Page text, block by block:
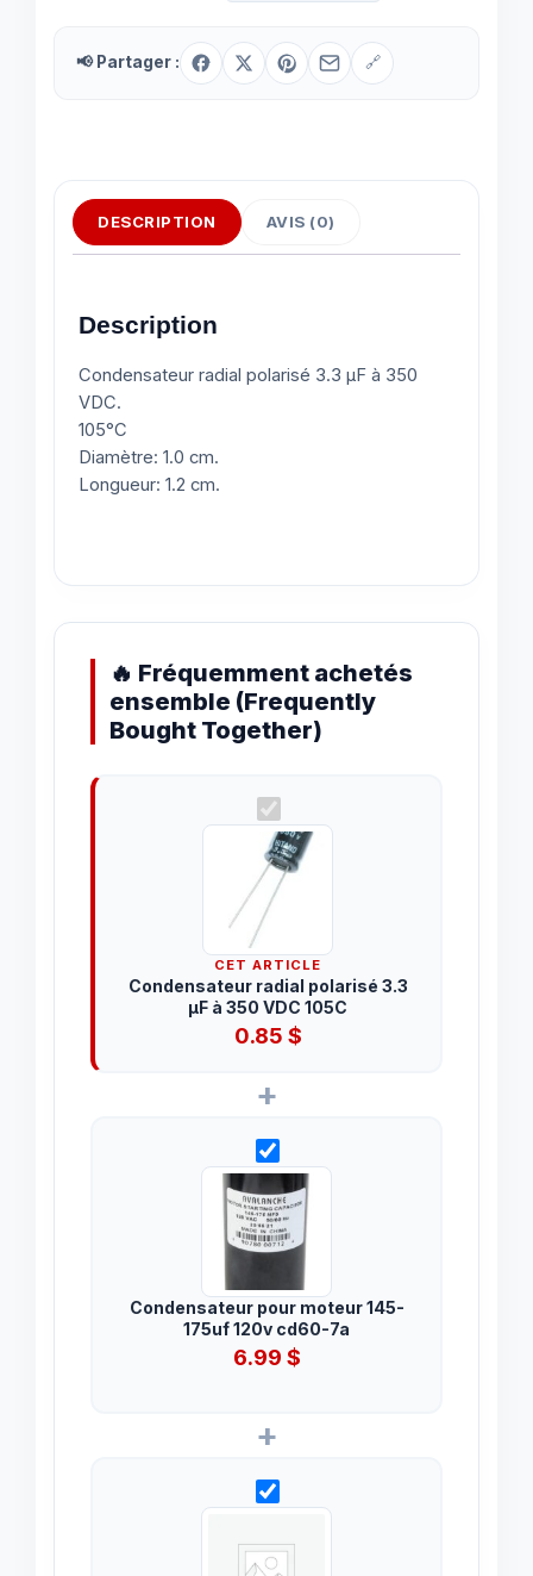
📢 Partager : 🔗
DESCRIPTION AVIS (0)
Description
Condensateur radial polarisé 3.3 μF à 350
VDC.
105°C
Diamètre: 1.0 cm.
Longueur: 1.2 cm.
🔥 Fréquemment achetés
ensemble (Frequently
Bought Together)
CET ARTICLE
Condensateur radial polarisé 3.3
µF à 350 VDC 105C
0.85 $
+
Condensateur pour moteur 145-
175uf 120v cd60-7a
6.99 $
+